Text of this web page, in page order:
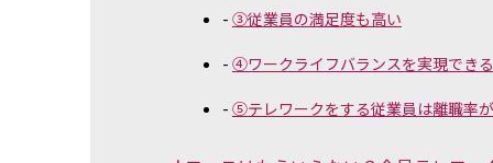
③従業員の満足度も高い
④ワークライフバランスを実現できる
⑤テレワークをする従業員は離職率